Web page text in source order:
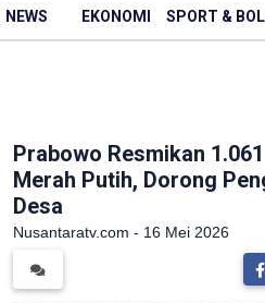
NEWS EKONOMI SPORT &
Prabowo Resmikan
Merah Putih, Dorong
Desa
Nusantaratv.com - 16 Mei 2026